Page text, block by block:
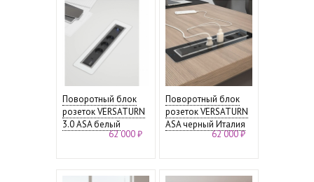
Поворотный блок
розеток VERSATURN
3.0 ASA белый
62 000 ₽
Поворотный блок
розеток VERSATURN
ASA черный Италия
62 000 ₽